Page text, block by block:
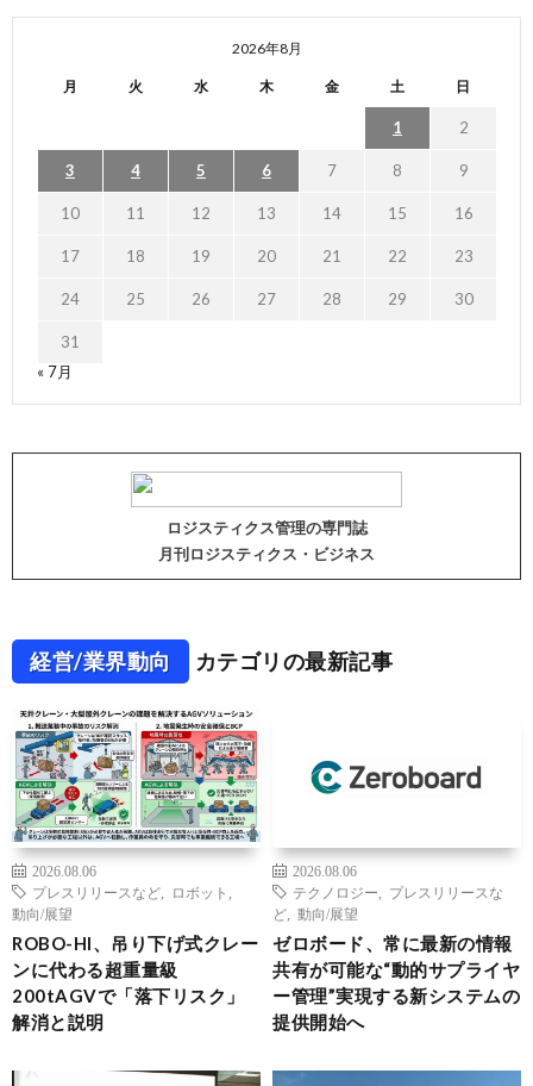
2026年8月
月 火 水 木 金 土 日
1 2
3 4 5 6 7 8 9
10 11 12 13 14 15 16
17 18 19 20 21 22 23
24 25 26 27 28 29 30
31
« 7月
ロジスティクス管理の専門誌
月刊ロジスティクス・ビジネス
経営/業界動向 カテゴリの最新記事
2026.08.06
プレスリリースなど
ロボット
動向/展望
ROBO-HI、吊り下げ式クレー
ンに代わる超重量級
200tAGVで「落下リスク」
解消と説明
2026.08.06
テクノロジー
プレスリリースな
ど
動向/展望
ゼロボード、常に最新の情報
共有が可能な“動的サプライヤ
ー管理”実現する新システムの
提供開始へ